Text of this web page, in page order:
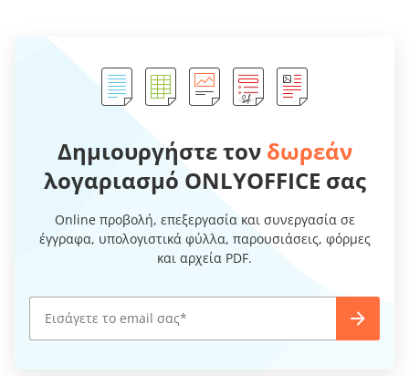
Δημιουργήστε τον δωρεάν
λογαριασμό ONLYOFFICE σας
Online προβολή, επεξεργασία και συνεργασία σε
έγγραφα, υπολογιστικά φύλλα, παρουσιάσεις, φόρμες
και αρχεία PDF.